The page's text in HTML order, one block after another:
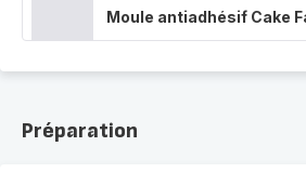
Moule antiadhésif Cake
Préparation